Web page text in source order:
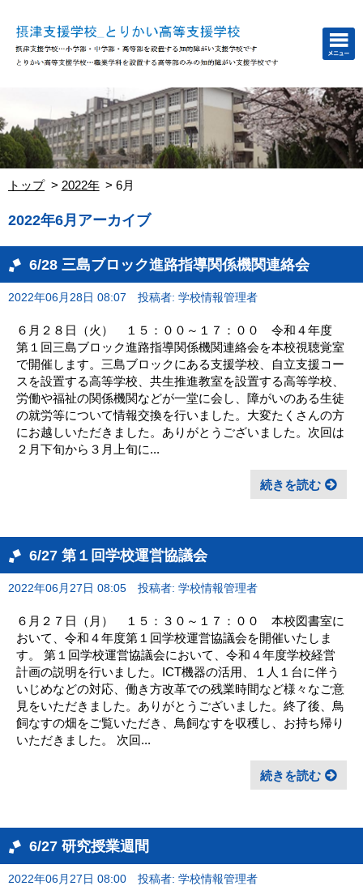
トップ 2022年 6月
2022年6月アーカイブ
6/28 三島ブロック進路指導関係機関連絡会
2022年06月28日 08:07 投稿者: 学校情報管理者
６月２８日（火） １５：００～１７：００ 令和４年度
第１回三島ブロック進路指導関係機関連絡会を本校視聴覚室
で開催します。三島ブロックにある支援学校、自立支援コー
スを設置する高等学校、共生推進教室を設置する高等学校、
労働や福祉の関係機関などが一堂に会し、障がいのある生徒
の就労等について情報交換を行いました。大変たくさんの方
にお越しいただきました。ありがとうございました。次回は
２月下旬から３月上旬に...
続きを読む
6/27 第１回学校運営協議会
2022年06月27日 08:05 投稿者: 学校情報管理者
６月２７日（月） １５：３０～１７：００ 本校図書室に
おいて、令和４年度第１回学校運営協議会を開催いたしま
す。 第１回学校運営協議会において、令和４年度学校経営
計画の説明を行いました。ICT機器の活用、１人１台に伴う
いじめなどの対応、働き方改革での残業時間など様々なご意
見をいただきました。ありがとうございました。終了後、鳥
飼なすの畑をご覧いただき、鳥飼なすを収穫し、お持ち帰り
いただきました。 次回...
続きを読む
6/27 研究授業週間
2022年06月27日 08:00 投稿者: 学校情報管理者